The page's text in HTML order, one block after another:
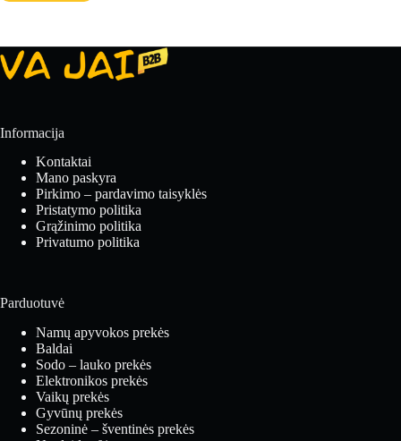
Informacija
Kontaktai
Mano paskyra
Pirkimo – pardavimo taisyklės
Pristatymo politika
Grąžinimo politika
Privatumo politika
Parduotuvė
Namų apyvokos prekės
Baldai
Sodo – lauko prekės
Elektronikos prekės
Vaikų prekės
Gyvūnų prekės
Sezoninė – šventinės prekės